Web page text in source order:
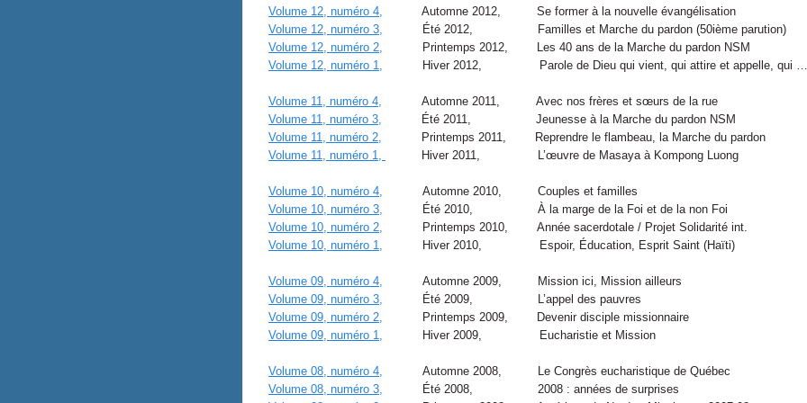
Volume 12, numéro 4,
Automne 2012, Se former à la nouvelle évangélisation
Volume 12, numéro 3,
Été 2012, Familles et Marche du pardon (50ième parution)
Volume 12, numéro 2,
Printemps 2012, Les 40 ans de la Marche du pardon NSM
Volume 12, numéro 1,
Hiver 2012, Parole de Dieu qui vient, qui attire et appelle, qui …
Volume 11, numéro 4,
Automne 2011, Avec nos frères et sœurs de la rue
Volume 11, numéro 3,
Été 2011, Jeunesse à la Marche du pardon NSM
Volume 11, numéro 2,
Printemps 2011, Reprendre le flambeau, la Marche du pardon
Volume 11, numéro 1,
Hiver 2011, L’œuvre de Masaya à Kompong Luong
Volume 10, numéro 4,
Automne 2010, Couples et familles
Volume 10, numéro 3,
Été 2010, À la marge de la Foi et de la non Foi
Volume 10, numéro 2,
Printemps 2010, Année sacerdotale / Projet Solidarité int.
Volume 10, numéro 1,
Hiver 2010, Espoir, Éducation, Esprit Saint (Haïti)
Volume 09, numéro 4,
Automne 2009, Mission ici, Mission ailleurs
Volume 09, numéro 3,
Été 2009, L’appel des pauvres
Volume 09, numéro 2,
Printemps 2009, Devenir disciple missionnaire
Volume 09, numéro 1,
Hiver 2009, Eucharistie et Mission
Volume 08, numéro 4,
Automne 2008, Le Congrès eucharistique de Québec
Volume 08, numéro 3,
Été 2008, 2008 : années de surprises